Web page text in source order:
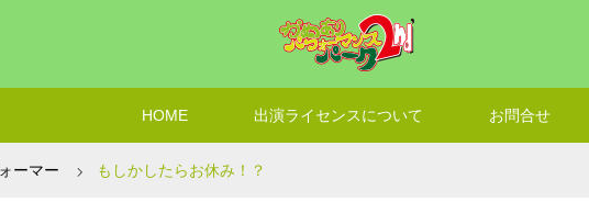
HOME 出演ライセンスについて お問合せ
ーマー もしかしたらお休み！？